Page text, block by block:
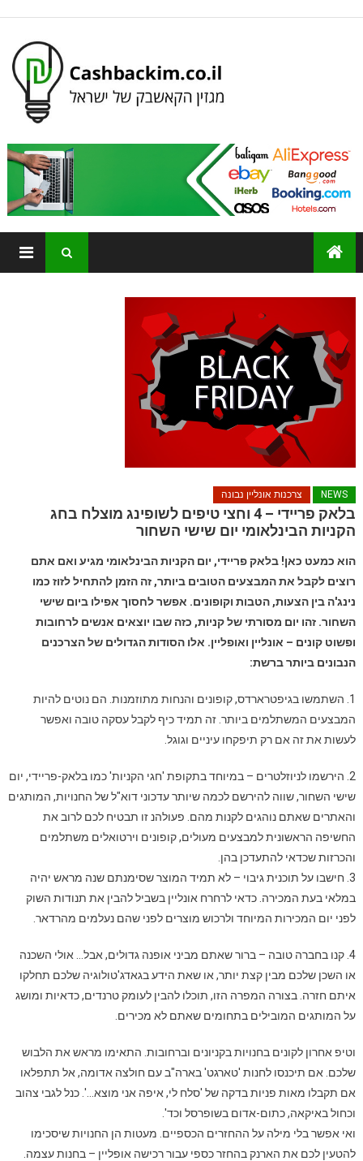
NEWS צרכנות אונליין נבונה
בלאק פריידי – 4 וחצי טיפים לשופינג מוצלח בחג
הקניות הבינלאומי יום שישי השחור
הוא כמעט כאן! בלאק פריידי, יום הקניות הבינלאומי מגיע ואם אתם
רוצים לקבל את המבצעים הטובים ביותר, זה הזמן להתחיל לזוז כמו
נינג'ה בין הצעות, הטבות וקופונים. אפשר לחסוך אפילו ביום שישי
השחור. זהו יום מסורתי של קניות, כזה שבו יוצאים אנשים לרחובות
ופשוט קונים – אונליין ואופליין. אלו הסודות הגדולים של הצרכנים
הנבונים ביותר ברשת:
1. השתמשו בגיפטרארדס, קופונים והנחות מתוזמנות. הם נוטים להיות
המבצעים המשתלמים ביותר. זה תמיד כיף לקבל עסקה טובה ואפשר
לעשות את זה אם רק תיפקחו עיניים וגוגל.
2. הירשמו לניוזלטרים – במיוחד בתקופת 'חגי הקניות' כמו בלאק-פריידי, יום
שישי השחור, שווה להירשם לכמה שיותר עדכוני דוא"ל של החנויות, המותגים
והאתרים שאתם נוהגים לקנות מהם. פעולהנ זו תבטיח לכם לרוב את
החשיפה הראשונית למבצעים מעולים, קופונים וירטואלים משתלמים
והכרזות שכדאי להתעדכן בהן.
3. חישבו על תוכנית גיבוי – לא תמיד המוצר שסימנתם שנה מראש יהיה
במלאי בעת המכירה. כדאי לרחרח אונליין בשביל להבין את תנודות השוק
לפני יום המכירות המיוחד ולרכוש מוצרים לפני שהם נעלמים מהרדאר.
4. קנו בחברה טובה – ברור שאתם מביני אופנה גדולים, אבל… אולי השכנה
או השכן שלכם מבין קצת יותר, או שאת הידע בגאדג'טולוגיה שלכם תחלקו
איתם חזרה. בצורה המפרה הזו, תוכלו להבין לעומק טרנדים, כדאיות ומושג
על המותגים המובילים בתחומים שאתם לא מכירים.
וטיפ אחרון לקונים בחנויות בקניונים וברחובות. התאימו מראש את הלבוש
שלכם. אם תיכנסו לחנות 'טארגט' בארה"ב עם חולצה אדומה, אל תתפלאו
אם תקבלו מאות פניות בדקה של 'סלח לי, איפה אני מוצא…'. כנל לגבי צהוב
וכחול באיקאה, כתום-אדום בשופרסל וכד'.
ואי אפשר בלי מילה על ההחזרים הכספיים. מעטות הן החנויות שיסכימו
להטעין לכם את הארנק בהחזר כספי עבור רכישה אופליין – בחנות עצמה.